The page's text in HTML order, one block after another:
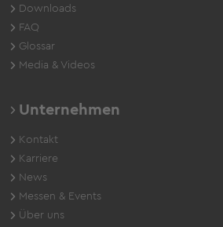
Downloads
FAQ
Glossar
Media & Videos
Unternehmen
Kontakt
Karriere
News
Messen & Events
Über uns